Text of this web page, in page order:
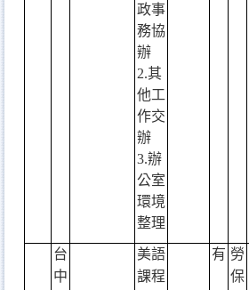
政事
務協
辦
2.其
他工
作交
辦
3.辦
公室
環境
整理
台
中
美語
課程
有 勞
保